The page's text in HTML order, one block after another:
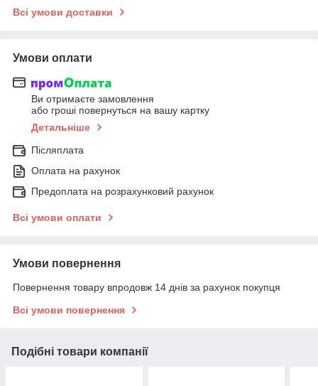
Всі умови доставки
Умови оплати
Ви отримаєте замовлення
або гроші повернуться на вашу картку
Детальніше
Післяплата
Оплата на рахунок
Предоплата на розрахунковий рахунок
Всі умови оплати
Умови повернення
Повернення товару впродовж 14 днів за рахунок покупця
Всі умови повернення
Подібні товари компанії